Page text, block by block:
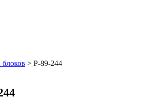
> Р-89-244